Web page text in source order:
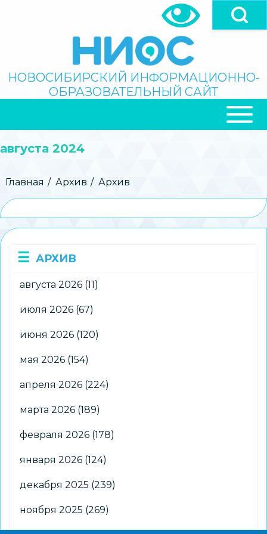
Поиск
НОВОСИБИРСКИЙ ИНФОРМАЦИОННО-
ОБРАЗОВАТЕЛЬНЫЙ САЙТ
НАВИГАЦИЯ
августа 2024
Строка
Главная Архив Архив
АРХИВ
августа 2026 (11)
июля 2026 (67)
июня 2026 (120)
мая 2026 (154)
апреля 2026 (224)
марта 2026 (189)
февраля 2026 (178)
января 2026 (124)
декабря 2025 (239)
ноября 2025 (269)